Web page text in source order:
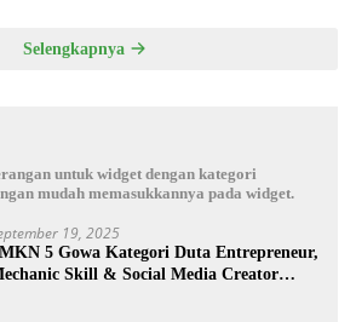
Selengkapnya
untuk widget dengan kategori
mudah memasukkannya pada widget.
19, 2025
5 Gowa Kategori Duta Entrepreneur,
Skill & Social Media Creator